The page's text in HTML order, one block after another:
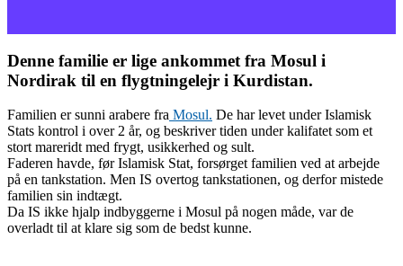
Denne familie er lige ankommet fra Mosul i
Nordirak til en flygtningelejr i Kurdistan.
Familien er sunni arabere fra Mosul. De har levet under Islamisk
Stats kontrol i over 2 år, og beskriver tiden under kalifatet som et
stort mareridt med frygt, usikkerhed og sult.
Faderen havde, før Islamisk Stat, forsørget familien ved at arbejde
på en tankstation. Men IS overtog tankstationen, og derfor mistede
familien sin indtægt.
Da IS ikke hjalp indbyggerne i Mosul på nogen måde, var de
overladttil at klare sig som de bedst kunne.